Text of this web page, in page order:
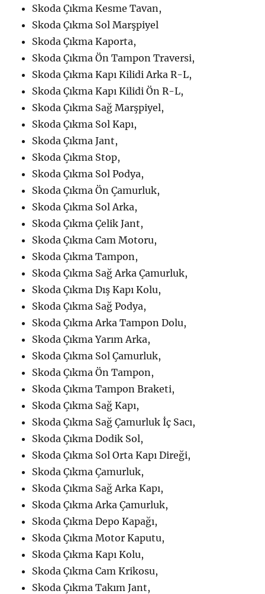
Skoda Çıkma Kesme Tavan,
Skoda Çıkma Sol Marşpiyel
Skoda Çıkma Kaporta,
Skoda Çıkma Ön Tampon Traversi,
Skoda Çıkma Kapı Kilidi Arka R-L,
Skoda Çıkma Kapı Kilidi Ön R-L,
Skoda Çıkma Sağ Marşpiyel,
Skoda Çıkma Sol Kapı,
Skoda Çıkma Jant,
Skoda Çıkma Stop,
Skoda Çıkma Sol Podya,
Skoda Çıkma Ön Çamurluk,
Skoda Çıkma Sol Arka,
Skoda Çıkma Çelik Jant,
Skoda Çıkma Cam Motoru,
Skoda Çıkma Tampon,
Skoda Çıkma Sağ Arka Çamurluk,
Skoda Çıkma Dış Kapı Kolu,
Skoda Çıkma Sağ Podya,
Skoda Çıkma Arka Tampon Dolu,
Skoda Çıkma Yarım Arka,
Skoda Çıkma Sol Çamurluk,
Skoda Çıkma Ön Tampon,
Skoda Çıkma Tampon Braketi,
Skoda Çıkma Sağ Kapı,
Skoda Çıkma Sağ Çamurluk İç Sacı,
Skoda Çıkma Dodik Sol,
Skoda Çıkma Sol Orta Kapı Direği,
Skoda Çıkma Çamurluk,
Skoda Çıkma Sağ Arka Kapı,
Skoda Çıkma Arka Çamurluk,
Skoda Çıkma Depo Kapağı,
Skoda Çıkma Motor Kaputu,
Skoda Çıkma Kapı Kolu,
Skoda Çıkma Cam Krikosu,
Skoda Çıkma Takım Jant,